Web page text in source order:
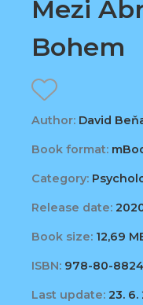
Mezi
Bohem
Author: David
Book format:
Category:
Release date:
Book size: 12,69
ISBN: 978-80-
Last update: 23. 6.